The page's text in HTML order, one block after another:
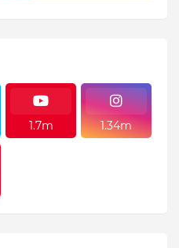
1.7m 1.34m